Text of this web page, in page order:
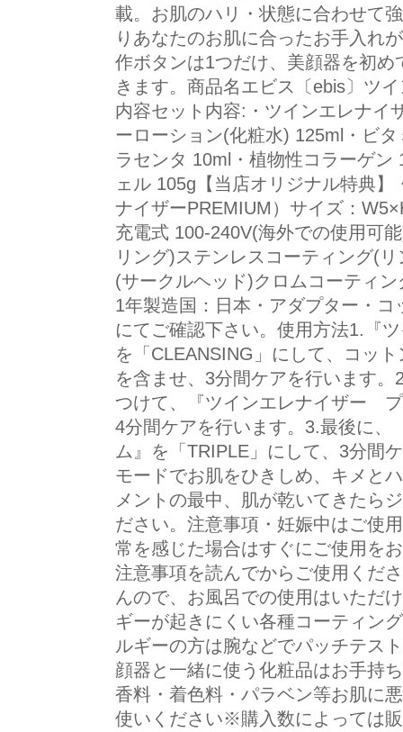
載。お肌のハリ・状態に合わせて
りあなたのお肌に合ったお手入れ
作ボタンは1つだけ、美顔器を初
きます。商品名エビス〔ebis〕ツ
内容セット内容:・ツインエレナイ
ーローション(化粧水) 125ml・ビ
ラセンタ 10ml・植物性コラーゲ
ェル 105g【当店オリジナル特典
ナイザーPREMIUM）サイズ：
充電式 100-240V(海外での使用可
リング)ステンレスコーティング(
(サークルヘッド)クロムコーティ
1年製造国：日本・アダプター・
にてご確認下さい。使用方法1.『
を「CLEANSING」にして、コッ
を含ませ、3分間ケアを行います
つけて、『ツインエレナイザー
4分間ケアを行います。3.最後に
ム』を「TRIPLE」にして、3分間
モードでお肌をひきしめ、キメと
メントの最中、肌が乾いてきたら
ださい。注意事項・妊娠中はご使
常を感じた場合はすぐにご使用を
注意事項を読んでからご使用くだ
んので、お風呂での使用はいただ
ギーが起きにくい各種コーティン
ルギーの方は腕などでパッチテス
顔器と一緒に使う化粧品はお手持
香料・着色料・パラベン等お肌に
使いください※購入数によっては